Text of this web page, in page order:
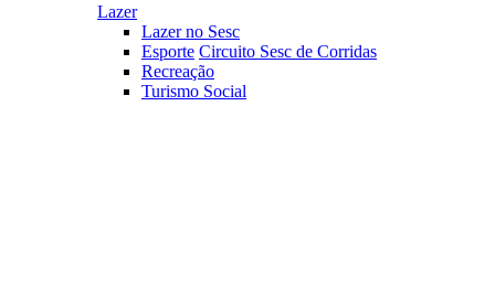
Lazer
Lazer no Sesc
Esporte Circuito Sesc de Corridas
Recreação
Turismo Social